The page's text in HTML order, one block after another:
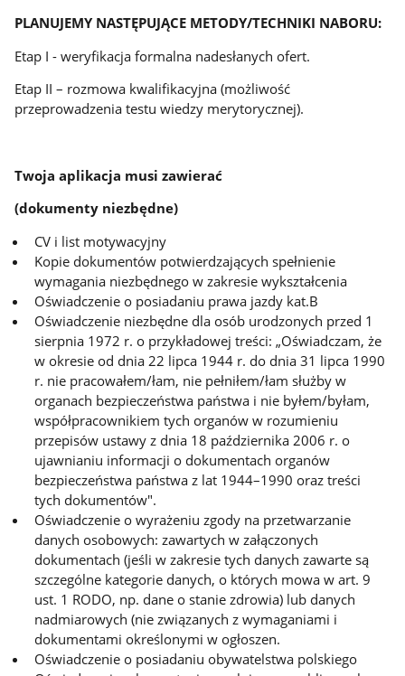
PLANUJEMY NASTĘPUJĄCE METODY/TECHNIKI NABORU:
Etap I - weryfikacja formalna nadesłanych ofert.
Etap II – rozmowa kwalifikacyjna (możliwość
przeprowadzenia testu wiedzy merytorycznej).
Twoja aplikacja musi zawierać
(dokumenty niezbędne)
CV i list motywacyjny
Kopie dokumentów potwierdzających spełnienie
wymagania niezbędnego w zakresie wykształcenia
Oświadczenie o posiadaniu prawa jazdy kat.B
Oświadczenie niezbędne dla osób urodzonych przed 1
sierpnia 1972 r. o przykładowej treści: „Oświadczam, że
w okresie od dnia 22 lipca 1944 r. do dnia 31 lipca 1990
r. nie pracowałem/łam, nie pełniłem/łam służby w
organach bezpieczeństwa państwa i nie byłem/byłam,
współpracownikiem tych organów w rozumieniu
przepisów ustawy z dnia 18 października 2006 r. o
ujawnianiu informacji o dokumentach organów
bezpieczeństwa państwa z lat 1944–1990 oraz treści
tych dokumentów".
Oświadczenie o wyrażeniu zgody na przetwarzanie
danych osobowych: zawartych w załączonych
dokumentach (jeśli w zakresie tych danych zawarte są
szczególne kategorie danych, o których mowa w art. 9
ust. 1 RODO, np. dane o stanie zdrowia) lub danych
nadmiarowych (nie związanych z wymaganiami i
dokumentami określonymi w ogłoszen.
Oświadczenie o posiadaniu obywatelstwa polskiego